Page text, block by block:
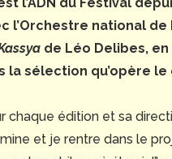
l’Orchestre national
de Léo Delibes, en
la sélection qu’opère
chaque édition et sa
et je rentre dans le